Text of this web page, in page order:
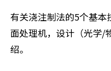
有关浇注制法的5个基
面处理机，设计（光学/
绍。